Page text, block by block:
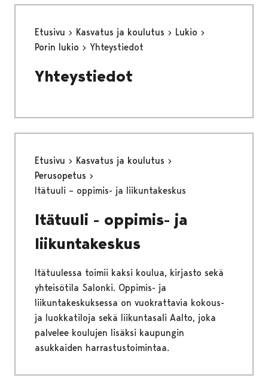
Etusivu Kasvatus ja koulutus
Lukio
Porin lukio
Yhteystiedot
Yhteystiedot
Etusivu
Kasvatus ja koulutus
Perusopetus
Itätuuli – oppimis- ja liikuntakeskus
Itätuuli - oppimis- ja
liikuntakeskus
Itätuulessa toimii kaksi koulua, kirjasto sekä
yhteisötila Salonki. Oppimis- ja
liikuntakeskuksessa on vuokrattavia kokous-
ja luokkatiloja sekä liikuntasali Aalto, joka
palvelee koulujen lisäksi kaupungin
asukkaiden harrastustoimintaa.